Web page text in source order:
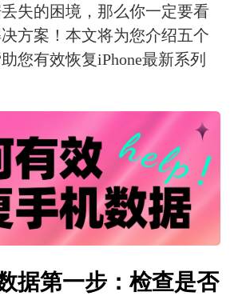
失的困境，那么你一定要看
方案！本文将为您介绍五个
您有效恢复iPhone最新系列
据第一步：检查是否